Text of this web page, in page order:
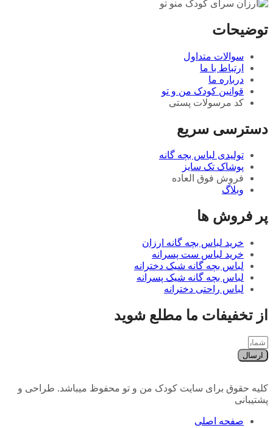
توضیحات
سوالات متداول
ارتباط با ما
درباره ما
قوانین کودک من و تو
کد مرسولات پستی
دسترسی سریع
تولیدی لباس بچه گانه
پوشاک تک سایز
فروش فوق العاده
وبلاگ
پر فروش ها
خرید لباس بچه گانه ارزان
خرید لباس ست پسرانه
لباس بچه گانه شیک دخترانه
لباس بچه گانه شیک پسرانه
لباس راحتی دخترانه
از تخفیفات ما مطلع شوید
ارسال
کلیه حقوق برای سایت کودک من و تو محفوظ میباشد. طراحی و
پشتیبانی
صفحه اصلی